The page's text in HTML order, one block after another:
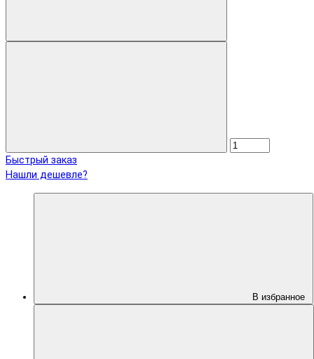
Быстрый заказ
Нашли дешевле?
В избранное